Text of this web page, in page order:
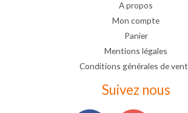
A propos
Mon compte
Panier
Mentions légales
Conditions générales de
Suivez nous